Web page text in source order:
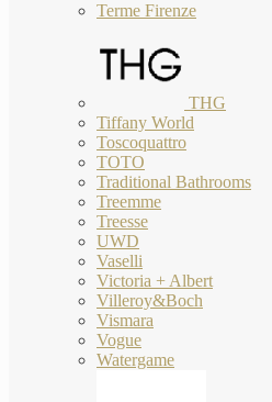
Terme Firenze
THG
Tiffany World
Toscoquattro
TOTO
Traditional Bathrooms
Treemme
Treesse
UWD
Vaselli
Victoria + Albert
Villeroy&Boch
Vismara
Vogue
Watergame